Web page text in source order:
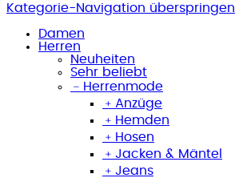
Kategorie-Navigation überspringen
Damen
Herren
Neuheiten
Sehr beliebt
﹣ Herrenmode
﹢ Anzüge
﹢ Hemden
﹢ Hosen
﹢ Jacken & Mäntel
﹢ Jeans